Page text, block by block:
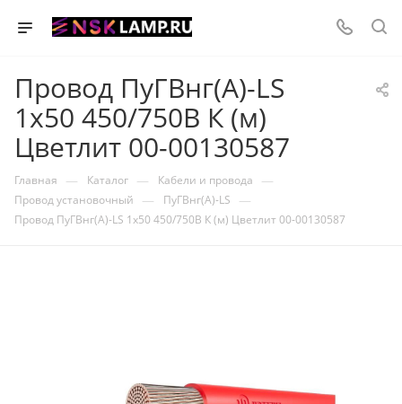
Провод ПуГВнг(А)-LS
1х50 450/750В К (м)
Цветлит 00-00130587
Главная — Каталог — Кабели и провода —
Провод установочный — ПуГВнг(А)-LS —
Провод ПуГВнг(А)-LS 1х50 450/750В К (м) Цветлит 00-00130587